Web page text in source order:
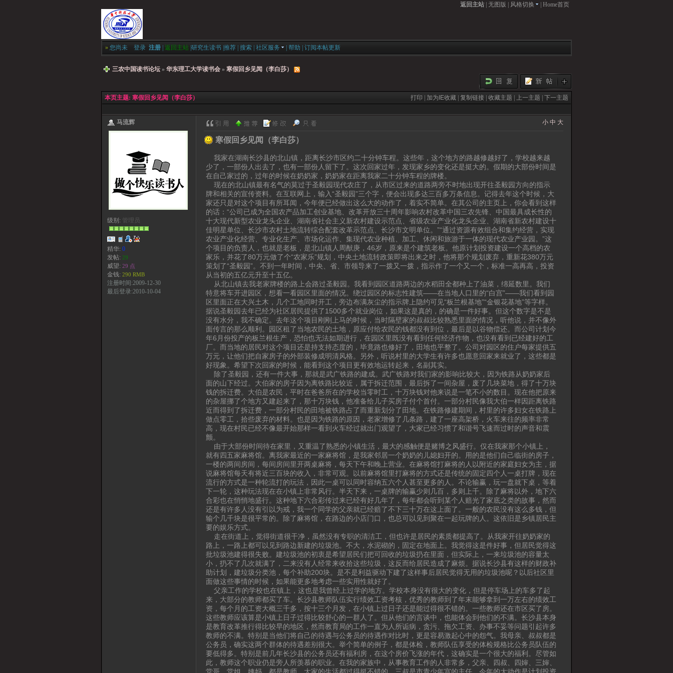
返回主站 无图版 风格切换 Home首页
» 您尚未 登录 注册 返回主站 研究生读书 推荐 搜索 社区服务 帮助 订阅本帖更新
三农中国读书论坛 » 华东理工大学读书会 » 寒假回乡见闻（李白莎）
本页主题: 寒假回乡见闻（李白莎） 打印 | 加为IE收藏 |复制链接 |收藏主题 | 上一主题 |下一主题
马流辉
级别: 管理员
精华: 0
发帖: 29
威望: 29 点
金钱: 290 RMB
注册时间:2009-12-30
最后登录:2010-10-04
小 中 大
寒假回乡见闻（李白莎）
我家在湖南长沙县的北山镇，距离长沙市区约二十分钟车程。这些年，这个地方的路越修越好了，学校越来越
少了，一部份人出去了，也有一部份人留下了。这次回家过年，发现家乡的变化还是挺大的。假期的大部份时间是
在自己家过的，过年的时候在奶奶家，奶奶家在距离我家二十分钟车程的牌楼。
现在的北山镇最有名气的莫过于圣毅园现代农庄了，从市区过来的道路两旁不时地出现开往圣毅园方向的指示
牌和相关的宣传资料。在互联网上，输入“圣毅园”三个字，便会出现多达三百多万条信息。记得去年这个时候，大
家还只是对这个项目有所耳闻，今年便已经做出这么大的动作了，着实不简单。在其公司的主页上，你会看到这样
的话：“公司已成为全国农产品加工创业基地、改革开放三十周年影响农村改革中国三农先锋、中国最具成长性的
十大现代新型农业龙头企业、湖南省社会主义新农村建设示范点、省级农业产业化龙头企业、湖南省新农村建设十
佳明星单位、长沙市农村土地流转综合配套改革示范点、长沙市文明单位。”“通过资源有效组合和集约经营，实现
农业产业化经营、专业化生产、市场化运作、集现代农业种植、加工、休闲和旅游于一体的现代农业产业园。”这
个项目的负责人，也就是老板，是北山镇人周猷庚，46岁，原来是个建筑老板。他原计划投资建设一个高档的农
家乐，并花了80万元做了个“农家乐”规划，中央土地流转政策即将出来之时，他将那个规划废弃，重新花380万元
策划了“圣毅园”。不到一年时间，中央、省、市领导来了一拨又一拨，指示作了一个又一个，标准一高再高，投资
从当初的五亿元升至十五亿。
从北山镇去我老家牌楼的路上会路过圣毅园。我看到园区道路两边的水稻田全都种上了油菜，绵延数里。我们
特意将车开进园区，想看一看园区里面的情况。绕过园区的标志性建筑——在当地人口里的“白宫”——我们看到园
区里面正在大兴土木，几个工地同时开工，旁边布满灰尘的指示牌上隐约可见“板兰根基地”“金银花基地”等字样。
据说圣毅园去年已经为社区居民提供了1500多个就业岗位，如果这是真的，的确是一件好事。但这个数字是不是
没有水分，我不确定。去年这个项目刚刚上马的时候，当时隔壁家的叔叔比较熟悉里面的情况，听他说，并不像外
面传言的那么顺利。园区租了当地农民的土地，原应付给农民的钱都没有到位，最后是以谷物偿还。而公司计划今
年6月份投产的板兰根生产，恐怕也无法如期进行，在园区里既没有看到任何经济作物，也没有看到已经建好的工
厂。而当地的居民对这个项目还是持支持态度的，毕竟路也修好了，田地也平整了。公司对园区的住户每家提供五
万元，让他们把自家房子的外部装修成明清风格。另外，听说村里的大学生有许多也愿意回家来就业了，这些都是
好现象。希望下次回家的时候，能看到这个项目更有效地运转起来，名副其实。
除了圣毅园，还有一件大事，那就是武广铁路的建成。武广铁路对我们家的影响比较大，因为铁路从奶奶家后
面的山下经过。大伯家的房子因为离铁路比较近，属于拆迁范围，最后拆了一间杂屋，废了几块菜地，得了十万块
钱的拆迁费。大伯是农民，平时在爸爸所在的学校当零时工，十万块钱对他来说是一笔不小的数目。现在他把原来
的杂屋挪了个地方又建起来了，那十万块钱，他准备给儿子买房子付个首付。一部分村民像我大伯一样因距离铁路
近而得到了拆迁费，一部分村民的田地被铁路占了而重新划分了田地。在铁路修建期间，村里的许多妇女在铁路上
做点零工，拾些废弃的材料。也是因为铁路的原因，老家增修了几条路，建了一座高架桥，火车来往的频率非常
高，现在村民已经不像最开始那样一看到火车经过就出门观望了，大家已经习惯了和谐号飞速而过时的声音和震
颤。
由于大部份时间待在家里，又重温了熟悉的小镇生活，最大的感触便是赌博之风盛行。仅在我家那个小镇上，
就有四五家麻将馆。离我家最近的一家麻将馆，是我家邻居一个奶奶的儿媳妇开的。用的是他们自己临街的房子，
一楼的两间房间，每间房间里开两桌麻将，每天下午和晚上营业。在麻将馆打麻将的人以附近的家庭妇女为主，据
说麻将馆每天有将近三百块的收入，非常可观。以前麻将馆里打麻将的方式还是传统的固定四个人一桌打牌，现在
流行的方式是一种轮流打的玩法，因此一桌可以同时容纳五六个人甚至更多的人。不论输赢，玩一盘就下桌，等着
下一轮，这种玩法现在在小镇上非常风行。半天下来，一桌牌的输赢少则几百，多则上千。除了麻将以外，地下六
合彩也在悄悄地盛行。这种地下六合彩传过来已经有好几年了，每年都会听到某个人赔光了家底之类的故事，然而
还是有许多人没有引以为戒，我一个同学的父亲就已经赔了不下三十万在这上面了。一般的农民没有这么多钱，但
输个几千块是很平常的。除了麻将馆，在路边的小店门口，也总可以见到聚在一起玩牌的人。这依旧是乡镇居民主
要的娱乐方式。
走在街道上，觉得街道很干净，虽然没有专职的清洁工，但也许是居民的素质都提高了。从我家开往奶奶家的
路上，一路上都可以见到路边新建的垃圾池。不大，水泥砌的，固定在地面上。我觉得这是件好事，但居民觉得这
批垃圾池建得很失败。建垃圾池的初衷是希望居民们把可回收的垃圾扔在里面，但实际上，一来垃圾池的容量太
小，扔不了几次就满了，二来没有人经常来收拾这些垃圾，这反而给居民造成了麻烦。据说长沙县有这样的财政补
助计划，建垃圾分类池，每个补助200块。是不是利益驱动下建了这样事后居民觉得无用的垃圾池呢？以后社区里
面做这些事情的时候，如果能更多地考虑一些实用性就好了。
父亲工作的学校也在镇上，这也是我曾经上过学的地方。学校本身没有很大的变化，但是停车场上的车多了起
来，大部分的教师都买了车。长沙县教师队伍实行绩效工资考核，优秀的教师到了年末能够拿到一万左右的绩效工
资，每个月的工资大概三千多，按十三个月发，在小镇上过日子还是能过得很不错的。一些教师还在市区买了房。
这些教师应该算是小镇上日子过得比较舒心的一群人了。但从他们的言谈中，也能体会到他们的不满。长沙县本身
是教育改革推行得比较早的地区，然而教育局的工作一直为人所诟病，贪污、拖欠工资、办事不妥等问题引起许多
教师的不满。特别是当他们将自己的待遇与公务员的待遇作对比时，更是容易激起心中的怨气。我母亲、叔叔都是
公务员，确实这两个群体的待遇差别很大。举个简单的例子，都是体检，教师队伍享受的体检规格比公务员队伍的
要低得多。特别是前几年长沙县的公务员还有福利房，在这个房价飞涨的年代，这确实是一个很大的福利。尽管如
此，教师这个职业仍是旁人所羡慕的职业。在我的家族中，从事教育工作的人非常多，父亲、四叔、四婶、三婶、
堂哥、堂姐、姨妈，都是教师，大家的生活都过得挺不错的。三叔是市青少年宫的主任，今年的大动作是计划投资